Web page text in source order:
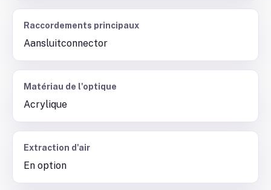
Raccordements principaux
Aansluitconnector
Matériau de l'optique
Acrylique
Extraction d'air
En option